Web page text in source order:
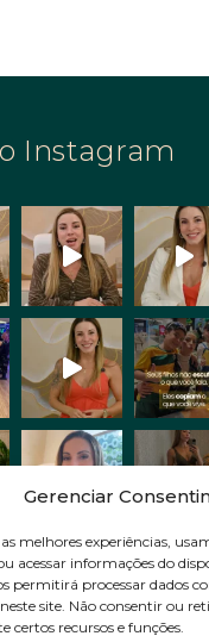
Gerenciar
melhores experiências,
acessar informações do
permitirá processar dados
neste site. Não consentir ou
certos recursos e funções.
Instagram
Siga no Instagram